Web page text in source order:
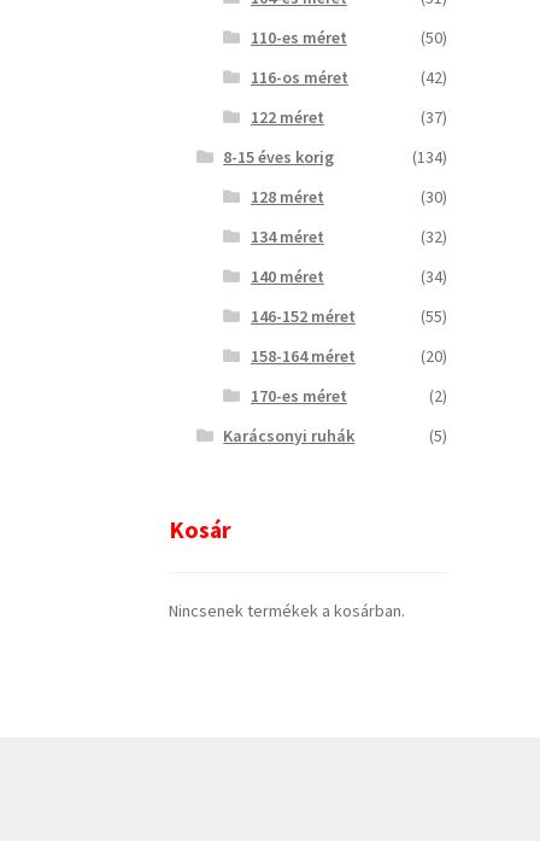
110-es méret
(50)
116-os méret
(42)
122 méret
(37)
8-15 éves korig
(134)
128 méret
(30)
134 méret
(32)
140 méret
(34)
146-152 méret
(55)
158-164 méret
(20)
170-es méret
(2)
Karácsonyi ruhák
(5)
Kosár
Nincsenek termékek a kosárban.